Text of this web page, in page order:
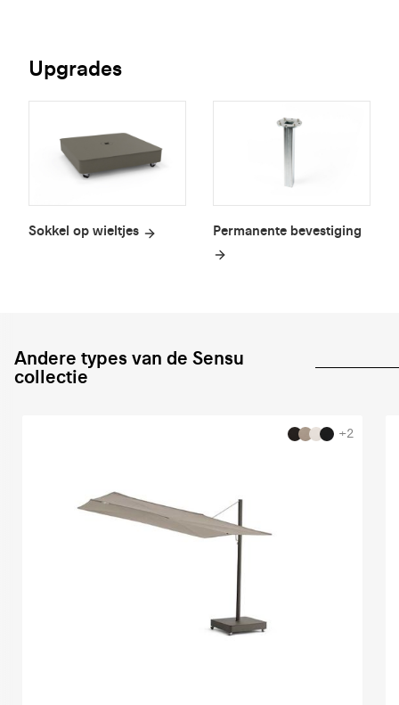
Upgrades
Sokkel op wieltjes Permanente bevestiging
Andere types van de Sensu
collectie
+2